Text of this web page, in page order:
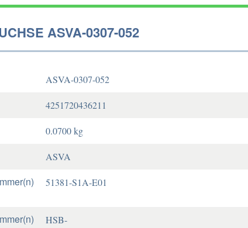
ASVA-0307-052
ASVA-0307-052
4251720436211
0.0700 kg
ASVA
51381-S1A-E01
HSB-